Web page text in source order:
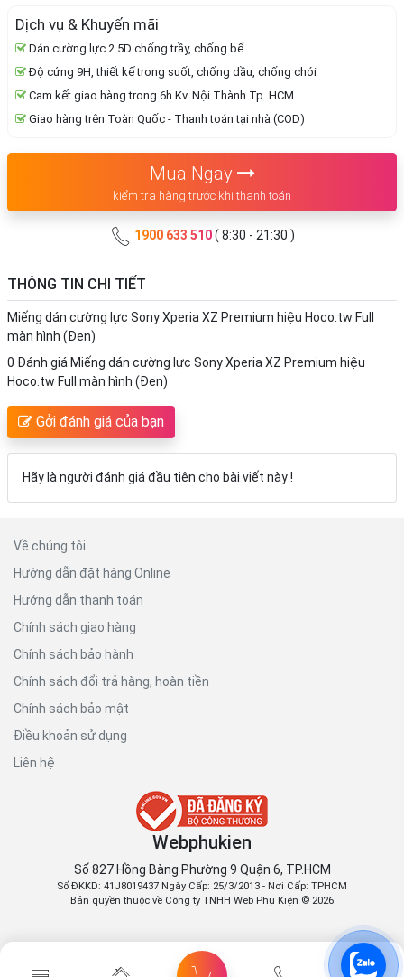
Dịch vụ & Khuyến mãi
Dán cường lực 2.5D chống trầy, chống bể
Độ cứng 9H, thiết kế trong suốt, chống dầu, chống chói
Cam kết giao hàng trong 6h Kv. Nội Thành Tp. HCM
Giao hàng trên Toàn Quốc - Thanh toán tại nhà (COD)
Mua Ngay
kiểm tra hàng trước khi thanh toán
1900 633 510( 8:30 - 21:30 )
THÔNG TIN CHI TIẾT
Miếng dán cường lực Sony Xperia XZ Premium hiệu Hoco.tw Full
màn hình (Đen)
0 Đánh giá Miếng dán cường lực Sony Xperia XZ Premium hiệu
Hoco.tw Full màn hình (Đen)
Gởi đánh giá của bạn
Hãy là người đánh giá đầu tiên cho bài viết này !
Về chúng tôi
Hướng dẫn đặt hàng Online
Hướng dẫn thanh toán
Chính sách giao hàng
Chính sách bảo hành
Chính sách đổi trả hàng, hoàn tiền
Chính sách bảo mật
Điều khoản sử dụng
Liên hệ
Webphukien
Số 827 Hồng Bàng Phường 9 Quận 6, TP.HCM
Số ĐKKD: 41J8019437 Ngày Cấp: 25/3/2013 - Nơi Cấp: TPHCM
Bản quyền thuộc về Công ty TNHH Web Phụ Kiện © 2026